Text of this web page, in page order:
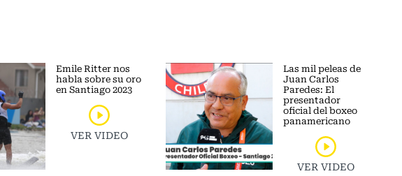
Emile Ritter nos
habla sobre su oro
en Santiago 2023
VER VIDEO
Las mil peleas de
Juan Carlos
Paredes: El
presentador
oficial del boxeo
panamericano
VER VIDEO